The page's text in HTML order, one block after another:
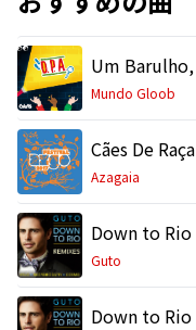
Mundo Gloob
Cães De Raça
Azagaia
Guto